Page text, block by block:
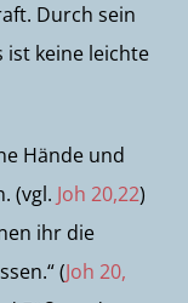
Durch sein
ist keine leichte
Hände und
(vgl. Joh 20,22)
ihr die
(Joh 20,